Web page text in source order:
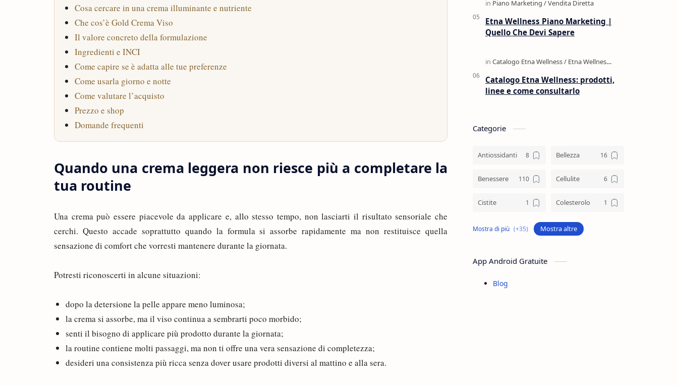
Cosa cercare in una crema illuminante e nutriente
Che cos’è Gold Crema Viso
Il valore concreto della formulazione
Ingredienti e INCI
Come capire se è adatta alle tue preferenze
Come usarla giorno e notte
Come valutare l’acquisto
Prezzo e shop
Domande frequenti
Quando una crema leggera non riesce più a completare la
tua routine
Una crema può essere piacevole da applicare e, allo stesso tempo, non lasciarti il risultato sensoriale che
cerchi. Questo accade soprattutto quando la formula si assorbe rapidamente ma non restituisce quella
sensazione di comfort che vorresti mantenere durante la giornata.
Potresti riconoscerti in alcune situazioni:
dopo la detersione la pelle appare meno luminosa;
la crema si assorbe, ma il viso continua a sembrarti poco morbido;
senti il bisogno di applicare più prodotto durante la giornata;
la routine contiene molti passaggi, ma non ti offre una vera sensazione di completezza;
desideri una consistenza più ricca senza dover usare prodotti diversi al mattino e alla sera.
Etna Wellness Piano Marketing |
Quello Che Devi Sapere
Catalogo Etna Wellness: prodotti,
linee e come consultarlo
Categorie
Antiossidanti Bellezza
Benessere Cellulite
Cistite Colesterolo
Collagene Colostro
Mostra altre
App Android Gratuite
Blog